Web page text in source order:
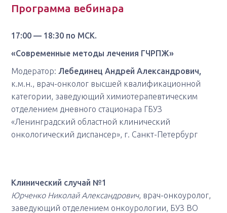
Программа вебинара
17:00 — 18:30 по МСК.
«Современные методы лечения ГЧРПЖ»
Модератор:Лебединец Андрей Александрович,
к.м.н., врач-онколог высшей квалификационной
категории, заведующий химиотерапевтическим
отделением дневного стационара ГБУЗ
«Ленинградский областной клинический
онкологический диспансер», г. Санкт-Петербург
Клинический случай №1
Юрченко Николай Александрович, врач-онкоуролог,
заведующий отделением онкоурологии, БУЗ ВО